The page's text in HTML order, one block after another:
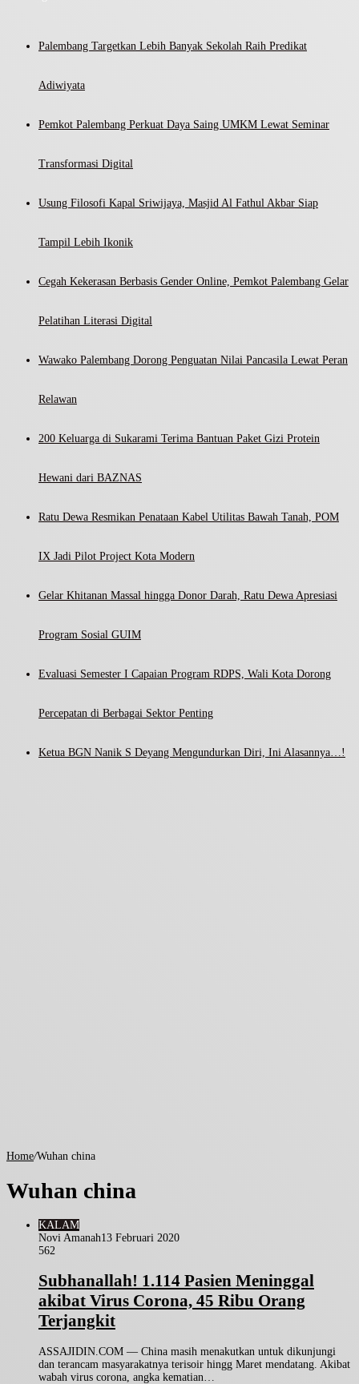
Palembang Targetkan Lebih Banyak Sekolah Raih Predikat
Adiwiyata
Pemkot Palembang Perkuat Daya Saing UMKM Lewat Seminar
Transformasi Digital
Usung Filosofi Kapal Sriwijaya, Masjid Al Fathul Akbar Siap
Tampil Lebih Ikonik
Cegah Kekerasan Berbasis Gender Online, Pemkot Palembang Gelar
Pelatihan Literasi Digital
Wawako Palembang Dorong Penguatan Nilai Pancasila Lewat Peran
Relawan
200 Keluarga di Sukarami Terima Bantuan Paket Gizi Protein
Hewani dari BAZNAS
Ratu Dewa Resmikan Penataan Kabel Utilitas Bawah Tanah, POM
IX Jadi Pilot Project Kota Modern
Gelar Khitanan Massal hingga Donor Darah, Ratu Dewa Apresiasi
Program Sosial GUIM
Evaluasi Semester I Capaian Program RDPS, Wali Kota Dorong
Percepatan di Berbagai Sektor Penting
Ketua BGN Nanik S Deyang Mengundurkan Diri, Ini Alasannya…!
Home/Wuhan china
Wuhan china
KALAM
Novi Amanah13 Februari 2020
562
Subhanallah! 1.114 Pasien Meninggal
akibat Virus Corona, 45 Ribu Orang
Terjangkit
ASSAJIDIN.COM — China masih menakutkan untuk dikunjungi
dan terancam masyarakatnya terisoir hingg Maret mendatang. Akibat
wabah virus corona, angka kematian…